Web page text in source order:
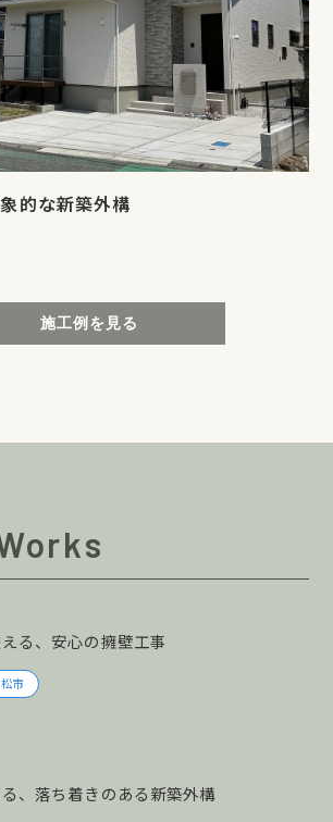
的な新築外構
施工例を見る
る、安心の擁壁工事
市
、落ち着きのある新築外構